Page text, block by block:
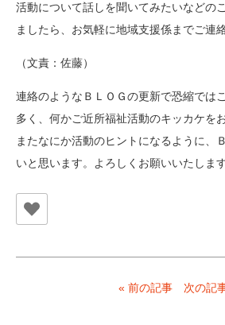
活動について話しを聞いてみたいなどの
ましたら、お気軽に地域支援係までご連
（文責：佐藤）
連絡のようなＢＬＯＧの更新で恐縮では
多く、何かご近所福祉活動のキッカケを
またなにか活動のヒントになるように、
いと思います。よろしくお願いいたします
« 前の記事 次の記